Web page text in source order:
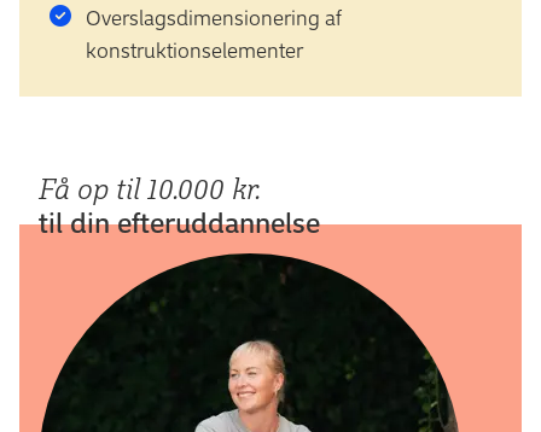
Overslagsdimensionering af
konstruktionselementer
Få op til 10.000 kr.
til din efteruddannelse